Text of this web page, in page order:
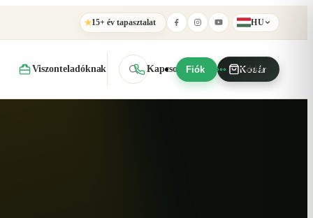
★15+ év tapasztalat HU
Viszonteladóknak Kapcsolat További
Fiók Kosár